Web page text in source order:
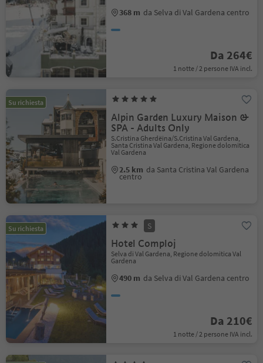
368 m da Selva di Val Gardena centro
Da 264€
1 notte / 2 persone IVA incl.
Su richiesta
Alpin Garden Luxury Maison &
SPA - Adults Only
S.Cristina Gherdëina/S.Cristina Val Gardena,
Santa Cristina Val Gardena, Regione dolomitica
Val Gardena
2.5 km da Santa Cristina Val Gardena
centro
Su richiesta S
Hotel Comploj
Selva di Val Gardena, Regione dolomitica Val
Gardena
490 m da Selva di Val Gardena centro
Da 210€
1 notte / 2 persone IVA incl.